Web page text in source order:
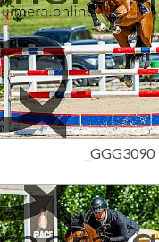
15,00 €
_GGG3090